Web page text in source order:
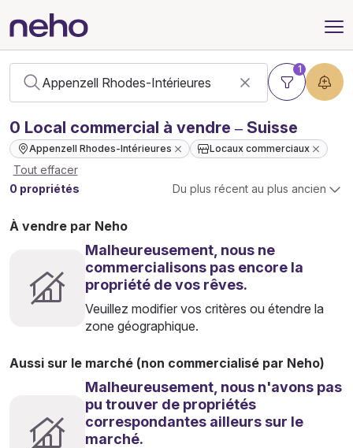
1
0 Local commercial à vendre – Suisse
Appenzell Rhodes-Intérieures Locaux commerciaux
Tout effacer
0 propriétés
Du plus récent au plus ancien
À vendre par Neho
Malheureusement, nous ne
commercialisons pas encore la
propriété de vos rêves.
Veuillez modifier vos critères ou étendre la
zone géographique.
Aussi sur le marché (non commercialisé par Neho)
Malheureusement, nous n'avons pas
pu trouver de propriétés
correspondantes ailleurs sur le
marché.